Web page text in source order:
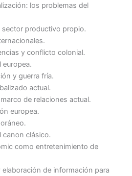
los problemas del
sector productivo propio.
y conflicto colonial.
europea.
y guerra fría.
actual.
de relaciones actual.
europea.
canon clásico.
como entretenimiento de
elaboración de información para